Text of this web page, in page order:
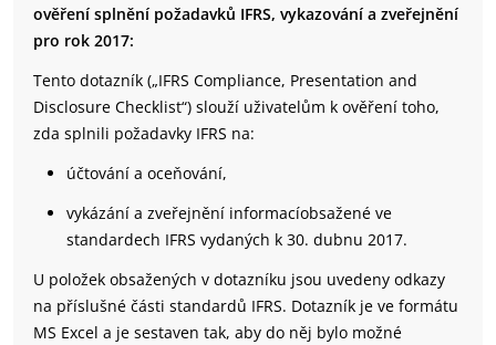
ověření splnění požadavků IFRS, vykazování a zveřejnění
pro rok 2017:
Tento dotazník („IFRS Compliance, Presentation and
Disclosure Checklist“) slouží uživatelům k ověření toho,
zda splnili požadavky IFRS na:
účtování a oceňování,
vykázání a zveřejnění informacíobsažené ve
standardech IFRS vydaných k 30. dubnu 2017.
U položek obsažených v dotazníku jsou uvedeny odkazy
na příslušné části standardů IFRS. Dotazník je ve formátu
MS Excel a je sestaven tak, aby do něj bylo možné